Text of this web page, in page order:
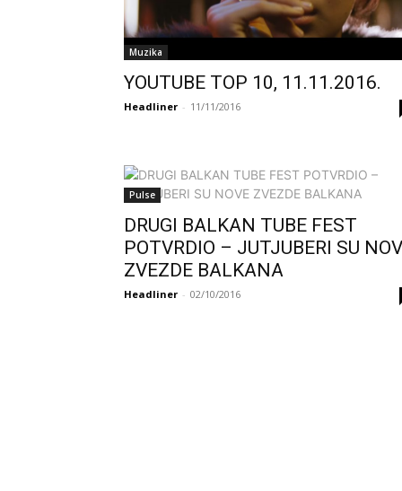
Muzika
YOUTUBE TOP 10, 11.11.2016.
Headliner - 11/11/2016
Pulse
DRUGI BALKAN TUBE FEST
POTVRDIO – JUTJUBERI SU
ZVEZDE BALKANA
Headliner - 02/10/2016